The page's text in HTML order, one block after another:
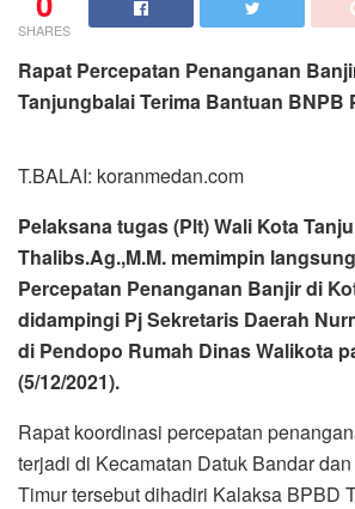
SHARES
Rapat Percepatan Penanganan
Tanjungbalai Terima Bantuan BNPB
T.BALAI: koranmedan.com
Pelaksana tugas (Plt) Wali Kota
Thalibs.Ag.,M.M. memimpin
Percepatan Penanganan Banjir di
didampingi Pj Sekretaris Daerah
di Pendopo Rumah Dinas Walikota
(5/12/2021).
Rapat koordinasi percepatan
terjadi di Kecamatan Datuk Bandar
Timur tersebut dihadiri Kalaksa BPBD